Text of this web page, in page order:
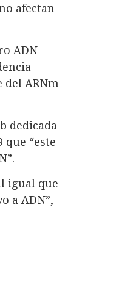
afectan
ADN
del ARNm
dedicada
“este
igual que
a ADN”,